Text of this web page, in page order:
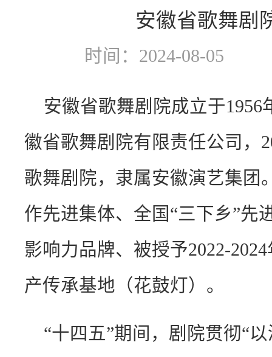
安徽省歌舞剧
时间：2024-08-05
安徽省歌舞剧院成立于1956
徽省歌舞剧院有限责任公司，
歌舞剧院，隶属安徽演艺集团
作先进集体、全国“三下乡”先
影响力品牌、被授予2022-
产传承基地（花鼓灯）。
“十四五”期间，剧院贯彻“